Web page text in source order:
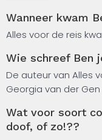
alleen zorgen over
hem wel zouden
er via de intercom
Over hoe zijn
maar Gebarentaal
zo!?
Wanneer kwam
Alles voor de reis
Wie schreef Ben
De auteur van Alles
Georgia van der Gen
Wat voor soort
doof, of zo!??